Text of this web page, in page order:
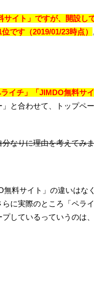
サイト」ですが、開設
です（2019/01/23時点）
イチ」「JIMDO無料サ
と合わせて、トップペ
なりに理由を考えてみ
無料サイト」の違いはな
に実際のところ「ペラ
しているっていうのは